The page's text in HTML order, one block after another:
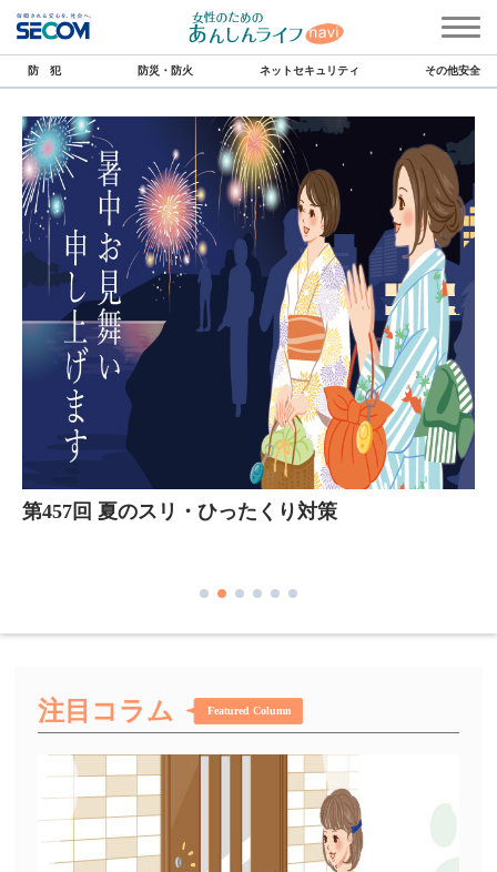
防 犯 防災・防火 ネットセキュリティ その他安全
第457回 夏のスリ・ひったくり対策
注目コラム Featured Column